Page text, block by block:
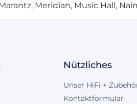
Meridian, Music Hall,
Nützliches
Unser HiFi +
Kontaktformular